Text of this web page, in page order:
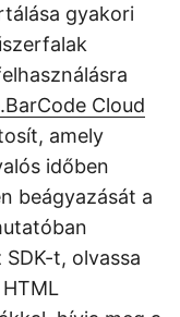
gyakori
Cloud
amely
időben
beágyazását a
t, olvassa